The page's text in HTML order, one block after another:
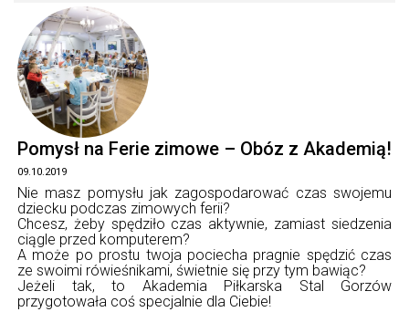
Pomysł na Ferie zimowe – Obóz z Akademią!
09.10.2019
Nie masz pomysłu jak zagospodarować czas swojemu
dziecku podczas zimowych ferii?
Chcesz, żeby spędziło czas aktywnie, zamiast siedzenia
ciągle przed komputerem?
A może po prostu twoja pociecha pragnie spędzić czas
ze swoimi rówieśnikami, świetnie się przy tym bawiąc?
Jeżeli tak, to Akademia Piłkarska Stal Gorzów
przygotowała coś specjalnie dla Ciebie!